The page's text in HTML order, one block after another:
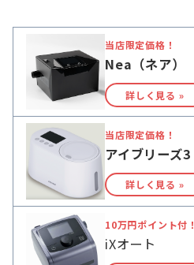
当店限定価格！
Nea（ネア）
詳しく見る »
当店限定価格！
アイブリーズ3
詳しく見る »
10万円ポイント付！
iXオート